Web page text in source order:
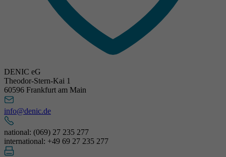
DENIC eG
Theodor-Stern-Kai 1
60596 Frankfurt am Main
info@denic.de
national: (069) 27 235 277
international: +49 69 27 235 277